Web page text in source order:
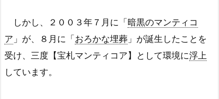
しかし、２００３年７月に「 暗黒のマンティコ
ア 」が、８月に「 おろかな埋葬 」が誕生したことを
受け、三度【宝札マンティコア】として環境に浮上
しています。